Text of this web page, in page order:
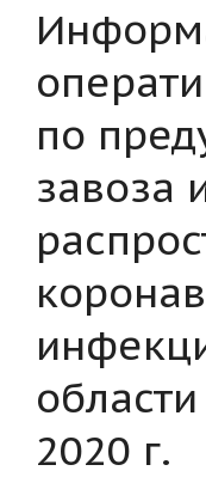
по
завоза
2020 г.